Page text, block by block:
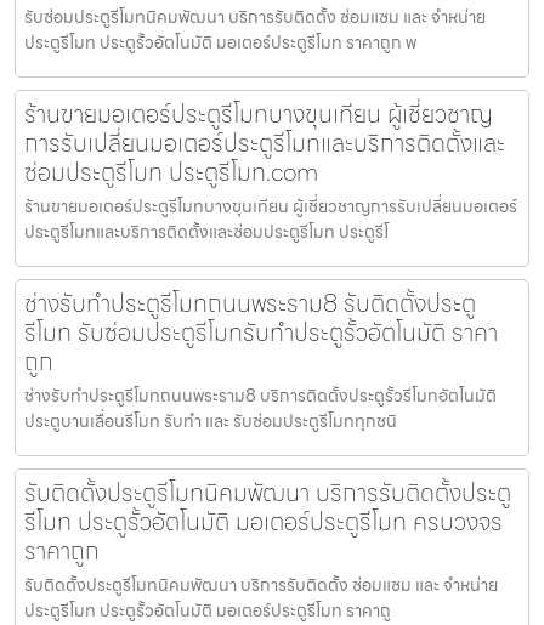
รับซ่อมประตูรีโมทนิคมพัฒนา บริการรับติดตั้ง ซ่อมแซม และ จำหน่าย
ประตูรีโมท ประตูรั้วอัตโนมัติ มอเตอร์ประตูรีโมท ราคาถูก พ
ร้านขายมอเตอร์ประตูรีโมทบางขุนเทียน ผู้เชี่ยวชาญ
การรับเปลี่ยนมอเตอร์ประตูรีโมทและบริการติดตั้งและ
ซ่อมประตูรีโมท ประตูรีโมท.com
ร้านขายมอเตอร์ประตูรีโมทบางขุนเทียน ผู้เชี่ยวชาญการรับเปลี่ยนมอเตอร์
ประตูรีโมทและบริการติดตั้งและซ่อมประตูรีโมท ประตูรีโ
ช่างรับทำประตูรีโมทถนนพระราม8 รับติดตั้งประตู
รีโมท รับซ่อมประตูรีโมทรับทำประตูรั้วอัตโนมัติ ราคา
ถูก
ช่างรับทำประตูรีโมทถนนพระราม8 บริการติดตั้งประตูรั้วรีโมทอัตโนมัติ
ประตูบานเลื่อนรีโมท รับทำ และ รับซ่อมประตูรีโมททุกชนิ
รับติดตั้งประตูรีโมทนิคมพัฒนา บริการรับติดตั้งประตู
รีโมท ประตูรั้วอัตโนมัติ มอเตอร์ประตูรีโมท ครบวงจร
ราคาถูก
รับติดตั้งประตูรีโมทนิคมพัฒนา บริการรับติดตั้ง ซ่อมแซม และ จำหน่าย
ประตูรีโมท ประตูรั้วอัตโนมัติ มอเตอร์ประตูรีโมท ราคาถู